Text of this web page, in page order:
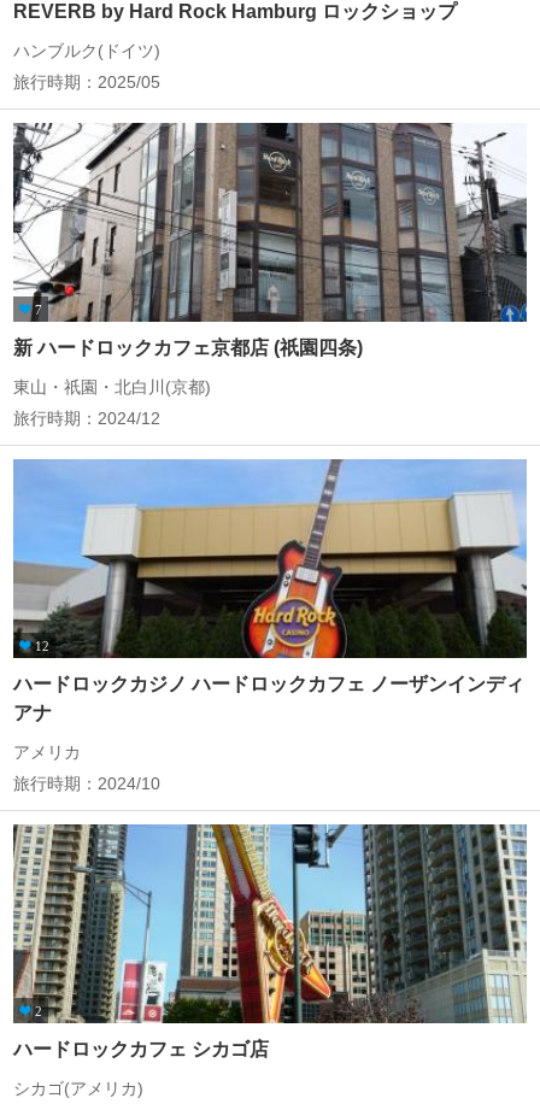
REVERB by Hard Rock Hamburg ロックショップ
ハンブルク(ドイツ)
旅行時期：2025/05
7
新 ハードロックカフェ京都店 (祇園四条)
東山・祇園・北白川(京都)
旅行時期：2024/12
12
ハードロックカジノ ハードロックカフェ ノーザンインディ
アナ
アメリカ
旅行時期：2024/10
2
ハードロックカフェ シカゴ店
シカゴ(アメリカ)